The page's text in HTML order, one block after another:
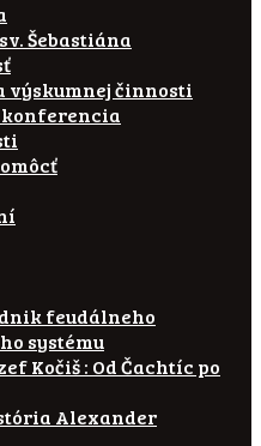
Šebastiána
výskumnej činnosti
feudálneho
systému
Kočiš : Od Čachtíc po
Alexander